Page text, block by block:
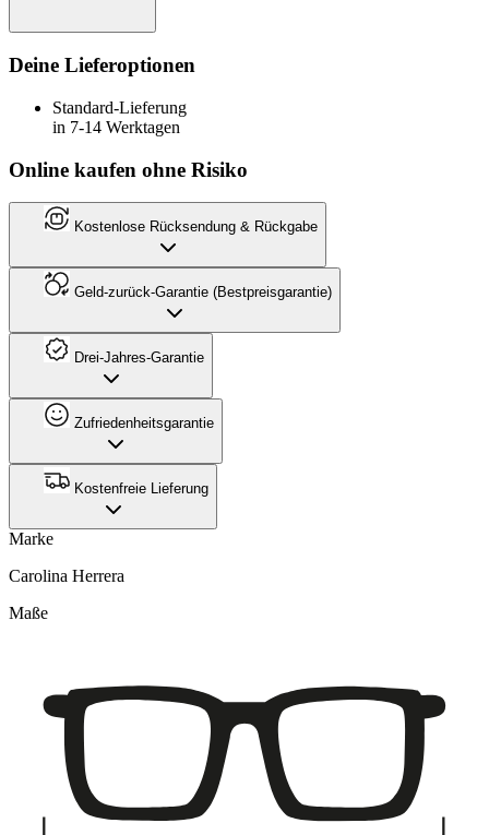
Deine Lieferoptionen
Standard-Lieferung
in 7-14 Werktagen
Online kaufen ohne Risiko
Kostenlose Rücksendung & Rückgabe
Geld-zurück-Garantie (Bestpreisgarantie)
Drei-Jahres-Garantie
Zufriedenheitsgarantie
Kostenfreie Lieferung
Marke
Carolina Herrera
Maße